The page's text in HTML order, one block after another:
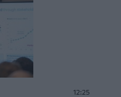
12:25